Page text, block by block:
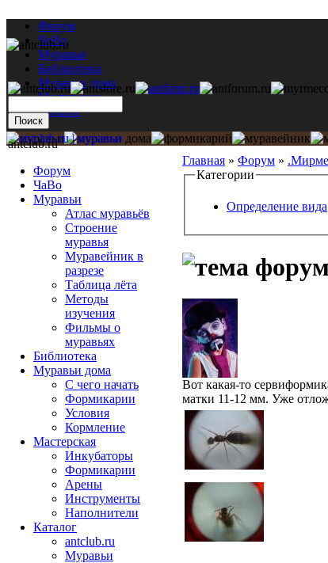
Форум
ЧаВо
Муравьи
Библиотека
Муравьи дома
Мастерская
Каталог
Главная » Форум »
Категории
Определение вида
Вот какая-то
матки 11-12 мм. Уже
antclub.ru
Форум
ЧаВо
Муравьи
Атлас муравьёв
Строение
муравья
Муравейник в
разрезе
Таблица лёта
Методы
изучения
Фильмы о
муравьях
Библиотека
Муравьи дома
С чего начать
Формикарии
Условия
Кормление
Мастерская
Инкубаторы
Формикарии
Арены
Инструменты
Наполнители
Каталог
antclub.ru
Муравьи